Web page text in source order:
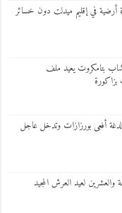
أرضية في إقليم ميدلت دون خسائر
بتامكروت يعيد ملف
أفعى بورزازات وتدخل عاجل
والعشرين لعيد العرش المجيد